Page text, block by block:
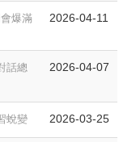
爆滿
2026-04-11
話總
2026-04-07
蛻變 2026-03-25